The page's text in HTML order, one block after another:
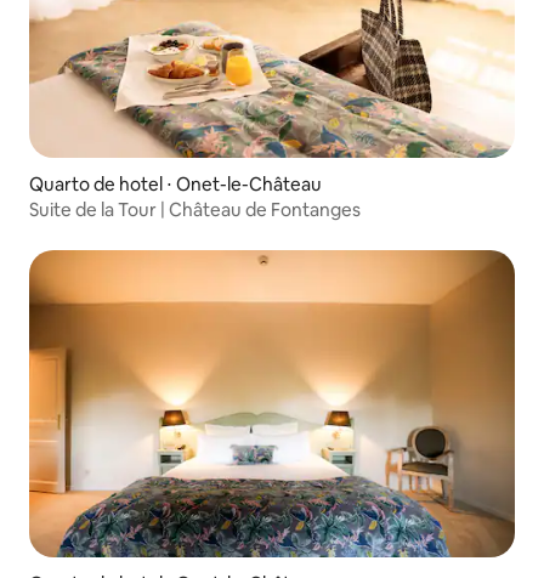
Quarto de hotel ⋅ Onet-le-Château
Suite de la Tour | Château de Fontanges